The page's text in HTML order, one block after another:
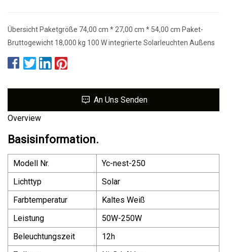
Übersicht Paketgröße 74,00 cm * 27,00 cm * 54,00 cm Paket-
Bruttogewicht 18,000 kg 100 W integrierte Solarleuchten Außens
An Uns Senden
Overview
Basisinformation.
Modell Nr.
Yc-nest-250
Lichttyp
Solar
Farbtemperatur
Kaltes Weiß
Leistung
50W-250W
Beleuchtungszeit
12h